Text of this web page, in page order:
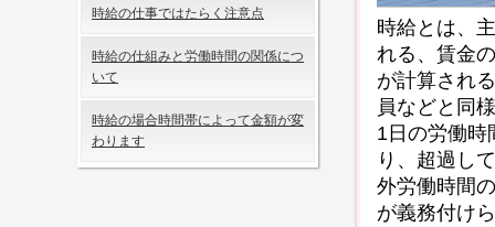
時給の仕事ではたらく注意点
時給の仕組みと労働時間の関係につ
いて
時給の場合時間帯によって金額が変
わります
時給とは、
れる、賃金
が計算され
員などと同
1日の労働時
り、超過し
外労働時間
が義務付け